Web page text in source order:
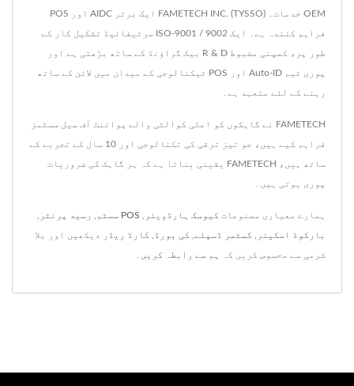
OEM خدمات۔ FAMETECH INC. (TYSSO) ایک برتر AIDC اور POS
فراہم کنندہ ہے۔ ایک ISO-9001 / 9002 سرٹیفائیڈ تشکیل کار کے
طور پر، کمپنی مضبوط R & D بیک گراؤنڈ کے ساتھ بڑھتی ہے اور
پوری ٹیم Auto-ID اور POS ٹیکنالوجی کے میدان میں لائن کے ساتھ
رہنے کے لئے متعہد ہے۔
FAMETECH نے گاہکوں کو اعلی کوالٹی والے پوائنٹ آف سیل سسٹمز
فراہم کیے ہیں، جو تیز ترقی کی تکنالوجی اور 10 سال کے تجربے کے
ساتھ ہیں، FAMETECH یقینی بناتا ہے کہ ہر گاہک کی ضروریات
پوری ہوتی ہیں۔
ہمارے معیاری مصنوعات کیوسک ہارڈویئر POS سسٹم رسید پرنٹر
بارکوڈ اسکینر کسٹمر ڈسپلے کی بورڈ کارڈ ریڈر دیکھیں اور بلا
شرمی سے محسوس کریں کہ ہم سے رابطہ کریں